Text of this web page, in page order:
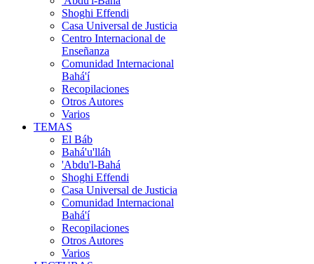
Shoghi Effendi
Casa Universal de Justicia
Centro Internacional de
Enseñanza
Comunidad Internacional
Bahá'í
Recopilaciones
Otros Autores
Varios
TEMAS
El Báb
Bahá'u'lláh
'Abdu'l-Bahá
Shoghi Effendi
Casa Universal de Justicia
Comunidad Internacional
Bahá'í
Recopilaciones
Otros Autores
Varios